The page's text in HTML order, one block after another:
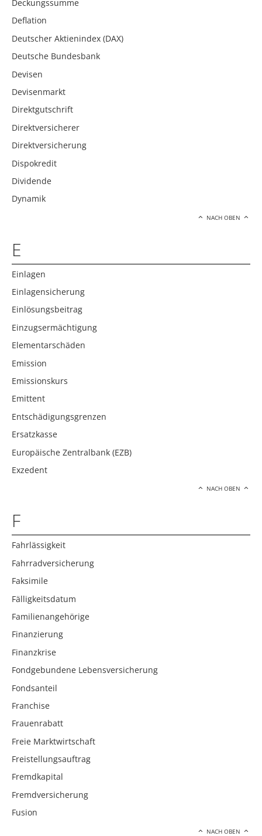
Deckungssumme
Deflation
Deutscher Aktienindex (DAX)
Deutsche Bundesbank
Devisen
Devisenmarkt
Direktgutschrift
Direktversicherer
Direktversicherung
Dispokredit
Dividende
Dynamik
NACH OBEN
E
Einlagen
Einlagensicherung
Einlösungsbeitrag
Einzugsermächtigung
Elementarschäden
Emission
Emissionskurs
Emittent
Entschädigungsgrenzen
Ersatzkasse
Europäische Zentralbank (EZB)
Exzedent
NACH OBEN
F
Fahrlässigkeit
Fahrradversicherung
Faksimile
Fälligkeitsdatum
Familienangehörige
Finanzierung
Finanzkrise
Fondgebundene Lebensversicherung
Fondsanteil
Franchise
Frauenrabatt
Freie Marktwirtschaft
Freistellungsauftrag
Fremdkapital
Fremdversicherung
Fusion
NACH OBEN